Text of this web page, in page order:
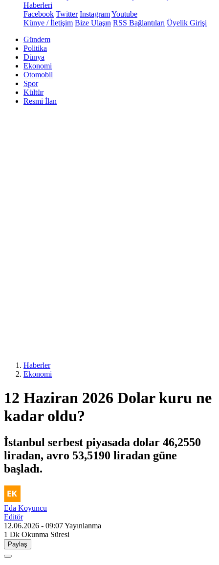
Haberleri
Facebook Twitter InstagramYoutube
Künye / İletişim Bize Ulaşın RSS Bağlantıları Üyelik Girişi
Gündem
Politika
Dünya
Ekonomi
Otomobil
Spor
Kültür
Resmi İlan
Haberler
Ekonomi
12 Haziran 2026 Dolar kuru ne
kadar oldu?
İstanbul serbest piyasada dolar 46,2550
liradan, avro 53,5190 liradan güne
başladı.
Eda Koyuncu
Editör
12.06.2026 - 09:07Yayınlanma
1 Dk Okunma Süresi
Paylaş